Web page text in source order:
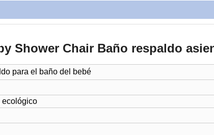
Shower Chair Baño respaldo
para el baño del bebé
ecológico